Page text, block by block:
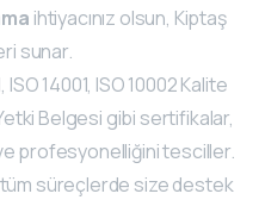
ihtiyacınız olsun, Kiptaş
sunar.
ISO 14001, ISO 10002 Kalite
Belgesi gibi sertifikalar,
profesyonelliğini tesciller.
süreçlerde size destek